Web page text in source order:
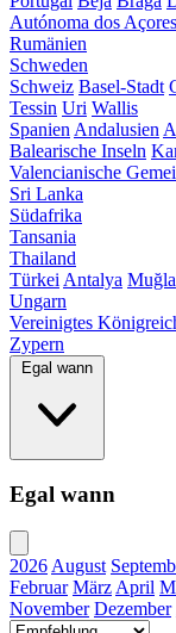
Autónoma dos Açores
Rumänien
Schweden
Schweiz Basel-Stadt
Tessin Uri Wallis
Spanien Andalusien
Balearische Inseln
Valencianische
Sri Lanka
Südafrika
Tansania
Thailand
Türkei Antalya Muğla
Ungarn
Vereinigtes
Zypern
Egal wann
Egal wann
2026 August
Februar März April
November Dezember